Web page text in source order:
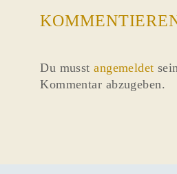
Du musstangemeldet
Kommentar abzugeben.